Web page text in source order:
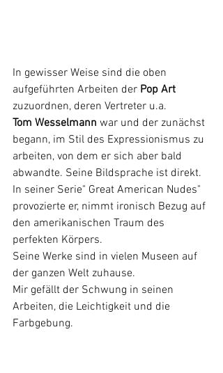
In gewisser Weise sind die oben
aufgeführten Arbeiten der Pop Art
zuzuordnen, deren Vertreter u.a.
Tom Wesselmann war und der zunächst
begann, im Stil des Expressionismus zu
arbeiten, von dem er sich aber bald
abwandte. Seine Bildsprache ist direkt.
In seiner Serie" Great American Nudes"
provozierte er, nimmt ironisch Bezug auf
den amerikanischen Traum des
perfekten Körpers.
Seine Werke sind in vielen Museen auf
der ganzen Welt zuhause.
Mir gefällt der Schwung in seinen
Arbeiten, die Leichtigkeit und die
Farbgebung.